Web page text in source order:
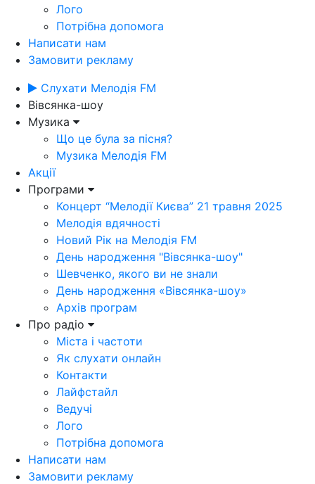
Лого
Потрібна допомога
Написати нам
Замовити рекламу
Слухати Мелодія FM
Вівсянка-шоу
Музика
Що це була за пісня?
Музика Мелодія FM
Акції
Програми
Концерт “Мелодії Києва” 21 травня 2025
Мелодія вдячності
Новий Рік на Мелодія FM
День народження "Вівсянка-шоу"
Шевченко, якого ви не знали
День народження «Вівсянка-шоу»
Архів програм
Про радіо
Міста і частоти
Як слухати онлайн
Контакти
Лайфстайл
Ведучі
Лого
Потрібна допомога
Написати нам
Замовити рекламу